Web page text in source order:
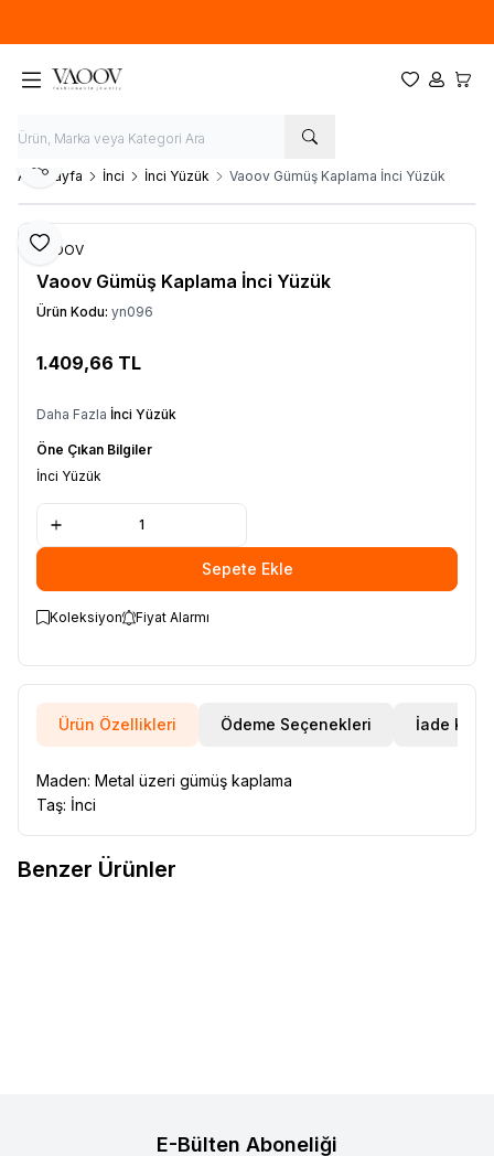
Favorilerim
Hesabım
Ana Sayfa İnci İnci Yüzük Vaoov Gümüş Kaplama İnci Yüzük
Favoriye Ekle
Paylaş
VAOOV
Vaoov Gümüş Kaplama İnci Yüzük
Ürün Kodu: yn096
1.409,66 TL
Daha Fazla İnci Yüzük
Öne Çıkan Bilgiler
İnci Yüzük
Sepete Ekle
Koleksiyon Fiyat Alarmı
Ürün Özellikleri Ödeme Seçenekleri İade
Maden: Metal üzeri gümüş kaplama
Taş: İnci
Benzer Ürünler
E-Bülten Aboneliği